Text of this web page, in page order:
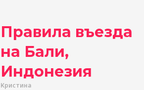
Правила въезда
на Бали,
Индонезия
Кристина